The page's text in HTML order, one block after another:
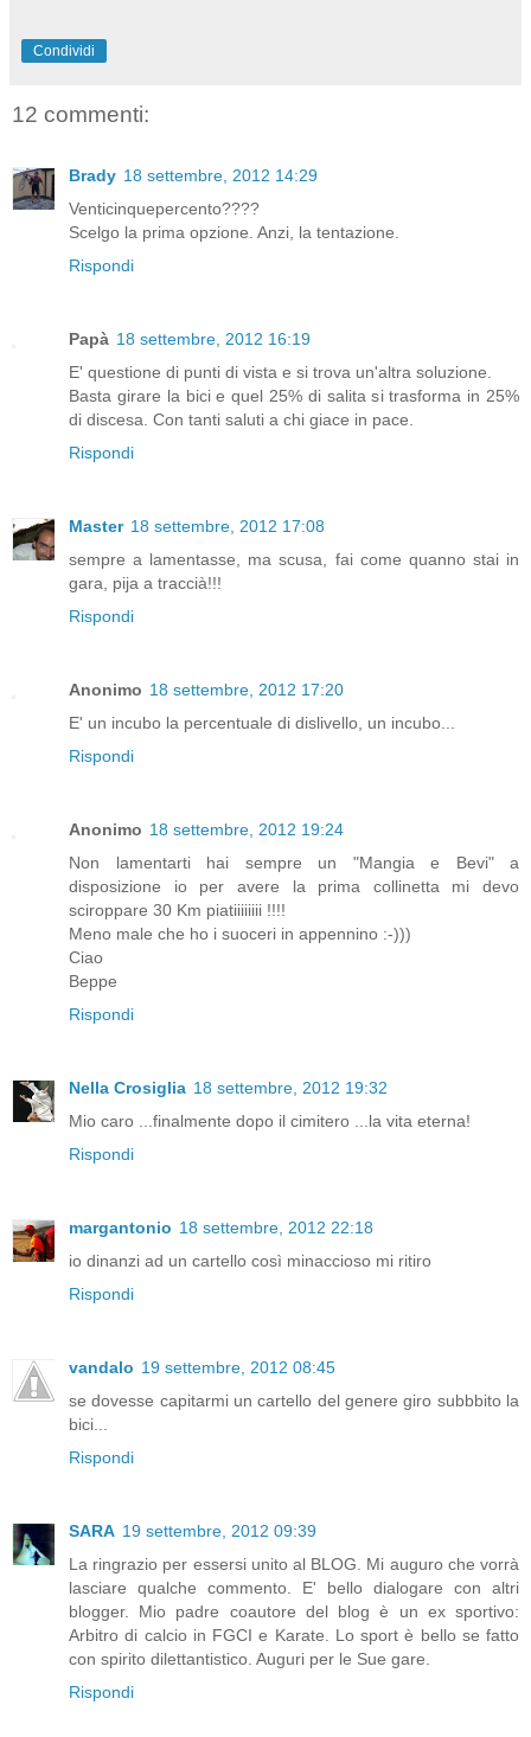
Condividi
12 commenti:
Brady 18 settembre, 2012 14:29
Venticinquepercento????
Scelgo la prima opzione. Anzi, la tentazione.
Rispondi
Papà 18 settembre, 2012 16:19
E' questione di punti di vista e si trova un'altra soluzione.
Basta girare la bici e quel 25% di salita si trasforma in 25%
di discesa. Con tanti saluti a chi giace in pace.
Rispondi
Master 18 settembre, 2012 17:08
sempre a lamentasse, ma scusa, fai come quanno stai in
gara, pija a traccià!!!
Rispondi
Anonimo 18 settembre, 2012 17:20
E' un incubo la percentuale di dislivello, un incubo...
Rispondi
Anonimo 18 settembre, 2012 19:24
Non lamentarti hai sempre un "Mangia e Bevi" a
disposizione io per avere la prima collinetta mi devo
sciroppare 30 Km piatiiiiiiii !!!!
Meno male che ho i suoceri in appennino :-)))
Ciao
Beppe
Rispondi
Nella Crosiglia 18 settembre, 2012 19:32
Mio caro ...finalmente dopo il cimitero ...la vita eterna!
Rispondi
margantonio 18 settembre, 2012 22:18
io dinanzi ad un cartello così minaccioso mi ritiro
Rispondi
vandalo 19 settembre, 2012 08:45
se dovesse capitarmi un cartello del genere giro subbbito la
bici...
Rispondi
SARA 19 settembre, 2012 09:39
La ringrazio per essersi unito al BLOG. Mi auguro che vorrà
lasciare qualche commento. E' bello dialogare con altri
blogger. Mio padre coautore del blog è un ex sportivo:
Arbitro di calcio in FGCI e Karate. Lo sport è bello se fatto
con spirito dilettantistico. Auguri per le Sue gare.
Rispondi